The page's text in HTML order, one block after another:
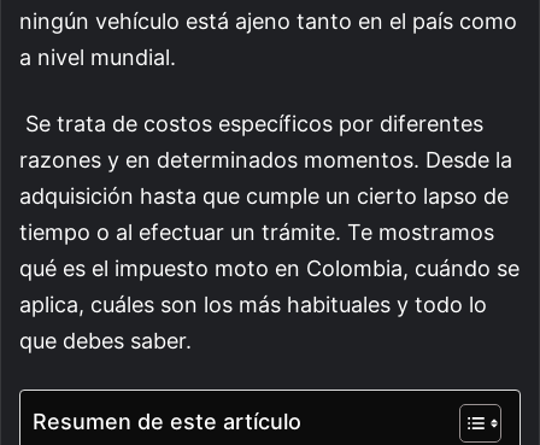
ningún vehículo está ajeno tanto en el país como
a nivel mundial.
Se trata de costos específicos por diferentes
razones y en determinados momentos. Desde la
adquisición hasta que cumple un cierto lapso de
tiempo o al efectuar un trámite. Te mostramos
qué es el impuesto moto en Colombia, cuándo se
aplica, cuáles son los más habituales y todo lo
que debes saber.
Resumen de este artículo